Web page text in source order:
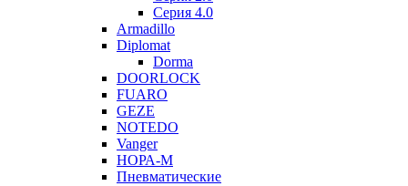
Серия 4.0
Armadillo
Diplomat
Dorma
DOORLOCK
FUARO
GEZE
NOTEDO
Vanger
НОРА-М
Пневматические